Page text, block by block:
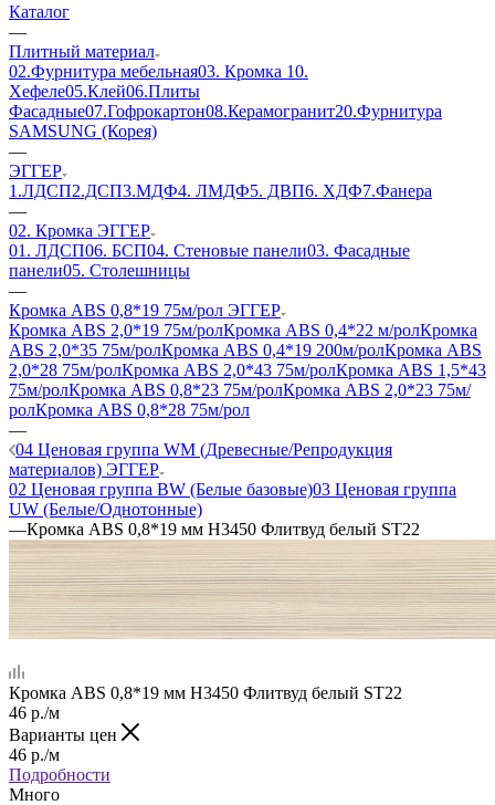
Каталог
—
Плитный материал
02.Фурнитура мебельная03. Кромка 10.
Хефеле05.Клей06.Плиты
Фасадные07.Гофрокартон08.Керамогранит20.Фурнитура
SAMSUNG (Корея)
—
ЭГГЕР
1.ЛДСП2.ДСП3.МДФ4. ЛМДФ5. ДВП6. ХДФ7.Фанера
—
02. Кромка ЭГГЕР
01. ЛДСП06. БСП04. Стеновые панели03. Фасадные
панели05. Столешницы
—
Кромка ABS 0,8*19 75м/рол ЭГГЕР
Кромка ABS 2,0*19 75м/ролКромка ABS 0,4*22 м/ролКромка
ABS 2,0*35 75м/ролКромка ABS 0,4*19 200м/ролКромка ABS
2,0*28 75м/ролКромка ABS 2,0*43 75м/ролКромка ABS 1,5*43
75м/ролКромка ABS 0,8*23 75м/ролКромка ABS 2,0*23 75м/
ролКромка ABS 0,8*28 75м/рол
—
04 Ценовая группа WM (Древесные/Репродукция
материалов) ЭГГЕР
02 Ценовая группа BW (Белые базовые)03 Ценовая группа
UW (Белые/Однотонные)
—Кромка ABS 0,8*19 мм H3450 Флитвуд белый ST22
Кромка ABS 0,8*19 мм H3450 Флитвуд белый ST22
46 р./м
Варианты цен
46 р./м
Подробности
Много